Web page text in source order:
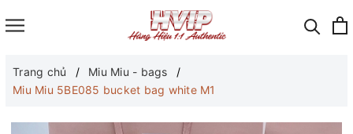
Trang chủ
Miu Miu - bags
Miu Miu 5BE085 bucket bag white M1